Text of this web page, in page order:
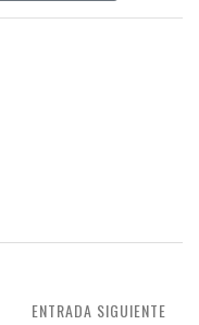
ENTRADA SIGUIENTE